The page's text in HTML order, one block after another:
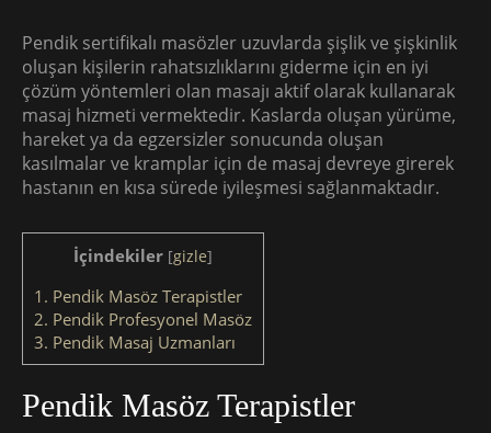
Pendik sertifikalı masözler uzuvlarda şişlik ve şişkinlik
oluşan kişilerin rahatsızlıklarını giderme için en iyi
çözüm yöntemleri olan masajı aktif olarak kullanarak
masaj hizmeti vermektedir. Kaslarda oluşan yürüme,
hareket ya da egzersizler sonucunda oluşan
kasılmalar ve kramplar için de masaj devreye girerek
hastanın en kısa sürede iyileşmesi sağlanmaktadır.
İçindekiler [gizle]
1. Pendik Masöz Terapistler
2. Pendik Profesyonel Masöz
3. Pendik Masaj Uzmanları
Pendik Masöz Terapistler